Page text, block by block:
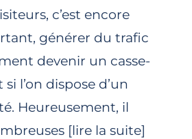
c’est encore
générer du trafic
devenir un casse-
l’on dispose d’un
Heureusement, il
[lire la suite]